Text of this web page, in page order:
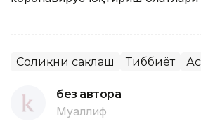
Соғлиқни сақлаш Тиббиёт
без автора
Муаллиф